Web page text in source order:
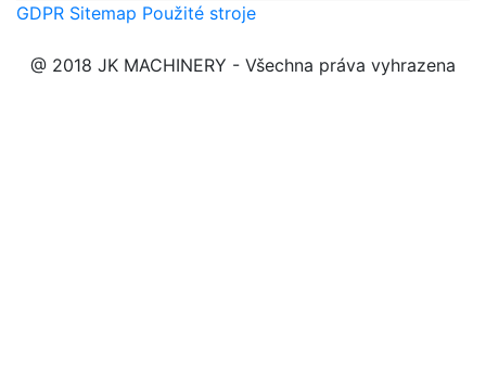
GDPR Sitemap Použité stroje
@ 2018 JK MACHINERY - Všechna práva vyhrazena